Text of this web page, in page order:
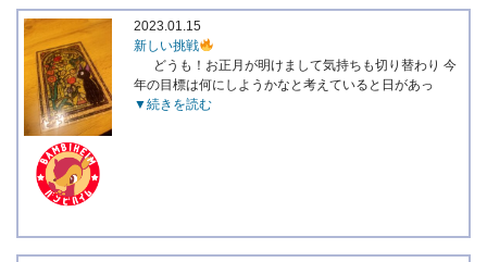
2023.01.15
新しい挑戦
どうも！お正月が明けまして気持ちも切り替わり 今
年の目標は何にしようかなと考えていると日があっ
▼続きを読む